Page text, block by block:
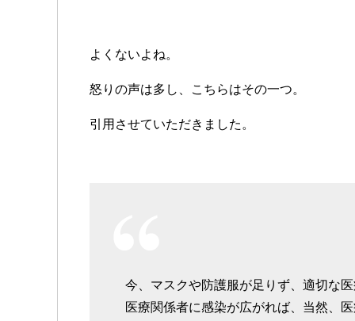
よくないよね。
怒りの声は多し、こちらはその一つ。
引用させていただきました。
今、マスクや防護服が足りず、適切な
医療関係者に感染が広がれば、当然、